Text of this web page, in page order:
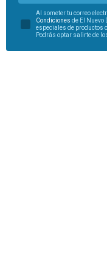
Al someter tu correo
Condiciones de El Nuevo
especiales de productos
Podrás optar salirte de